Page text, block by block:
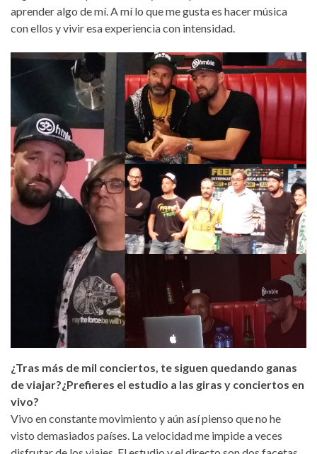
aprender algo de mí. A mí lo que me gusta es hacer música
con ellos y vivir esa experiencia con intensidad.
¿Tras más de mil conciertos, te siguen quedando ganas
de viajar?¿Prefieres el estudio a las giras y conciertos en
vivo?
Vivo en constante movimiento y aún así pienso que no he
visto demasiados países. La velocidad me impide a veces